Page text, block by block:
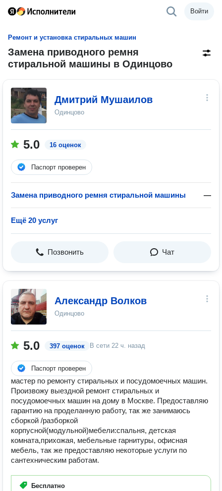
Войти
Ремонт и установка стиральных машин
Замена приводного ремня
стиральной машины в Одинцово
Дмитрий Мушаилов
Одинцово
5.0 16 оценок
Паспорт проверен
Замена приводного ремня стиральной машины —
Ещё 20 услуг
Позвонить Чат
Александр Волков
Одинцово
5.0 397 оценок В сети 22 ч. назад
Паспорт проверен
мастер по ремонту стиральных и посудомоечных машин.
Произвожу выездной ремонт стиральных и
посудомоечных машин на дому в Москве. Предоставляю
гарантию на проделанную работу, так же занимаюсь
сборкой /разборкой
корпусной(модульной)мебели:спальня, детская
комната,прихожая, мебельные гарнитуры, офисная
мебель, так же предоставляю некоторые услуги по
сантехническим работам.
Бесплатно